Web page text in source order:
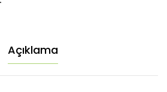
Açıklama